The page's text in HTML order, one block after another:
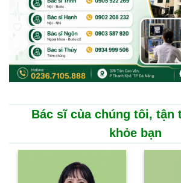
Bác sĩ của chúng tôi, tận
khỏe bạn